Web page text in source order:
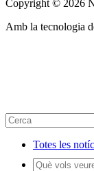
Copyright © 2026
Amb la tecnologia
Totes les